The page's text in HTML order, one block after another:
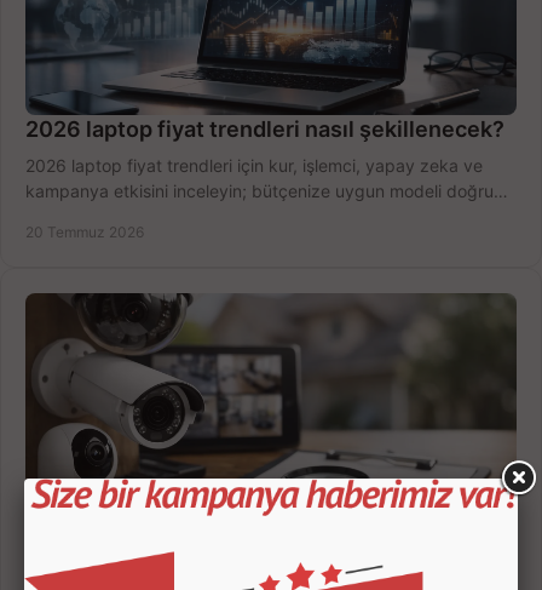
2026 laptop fiyat trendleri nasıl şekillenecek?
2026 laptop fiyat trendleri için kur, işlemci, yapay zeka ve
kampanya etkisini inceleyin; bütçenize uygun modeli doğru
20 Temmuz 2026
Güvenlik kamerası seçerken çözünürlük, gece görüşü, kayıt